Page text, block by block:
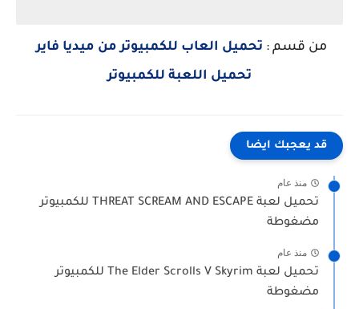
من قسم : تحميل العاب للكمبيوتر من ميديا فاير
تحميل اللعبة للكمبيوتر
قد يعجبك ايضا
منذ عام
تحميل لعبة THREAT SCREAM AND ESCAPE للكمبيوتر
مضغوطة
منذ عام
تحميل لعبة The Elder Scrolls V Skyrim للكمبيوتر
مضغوطة